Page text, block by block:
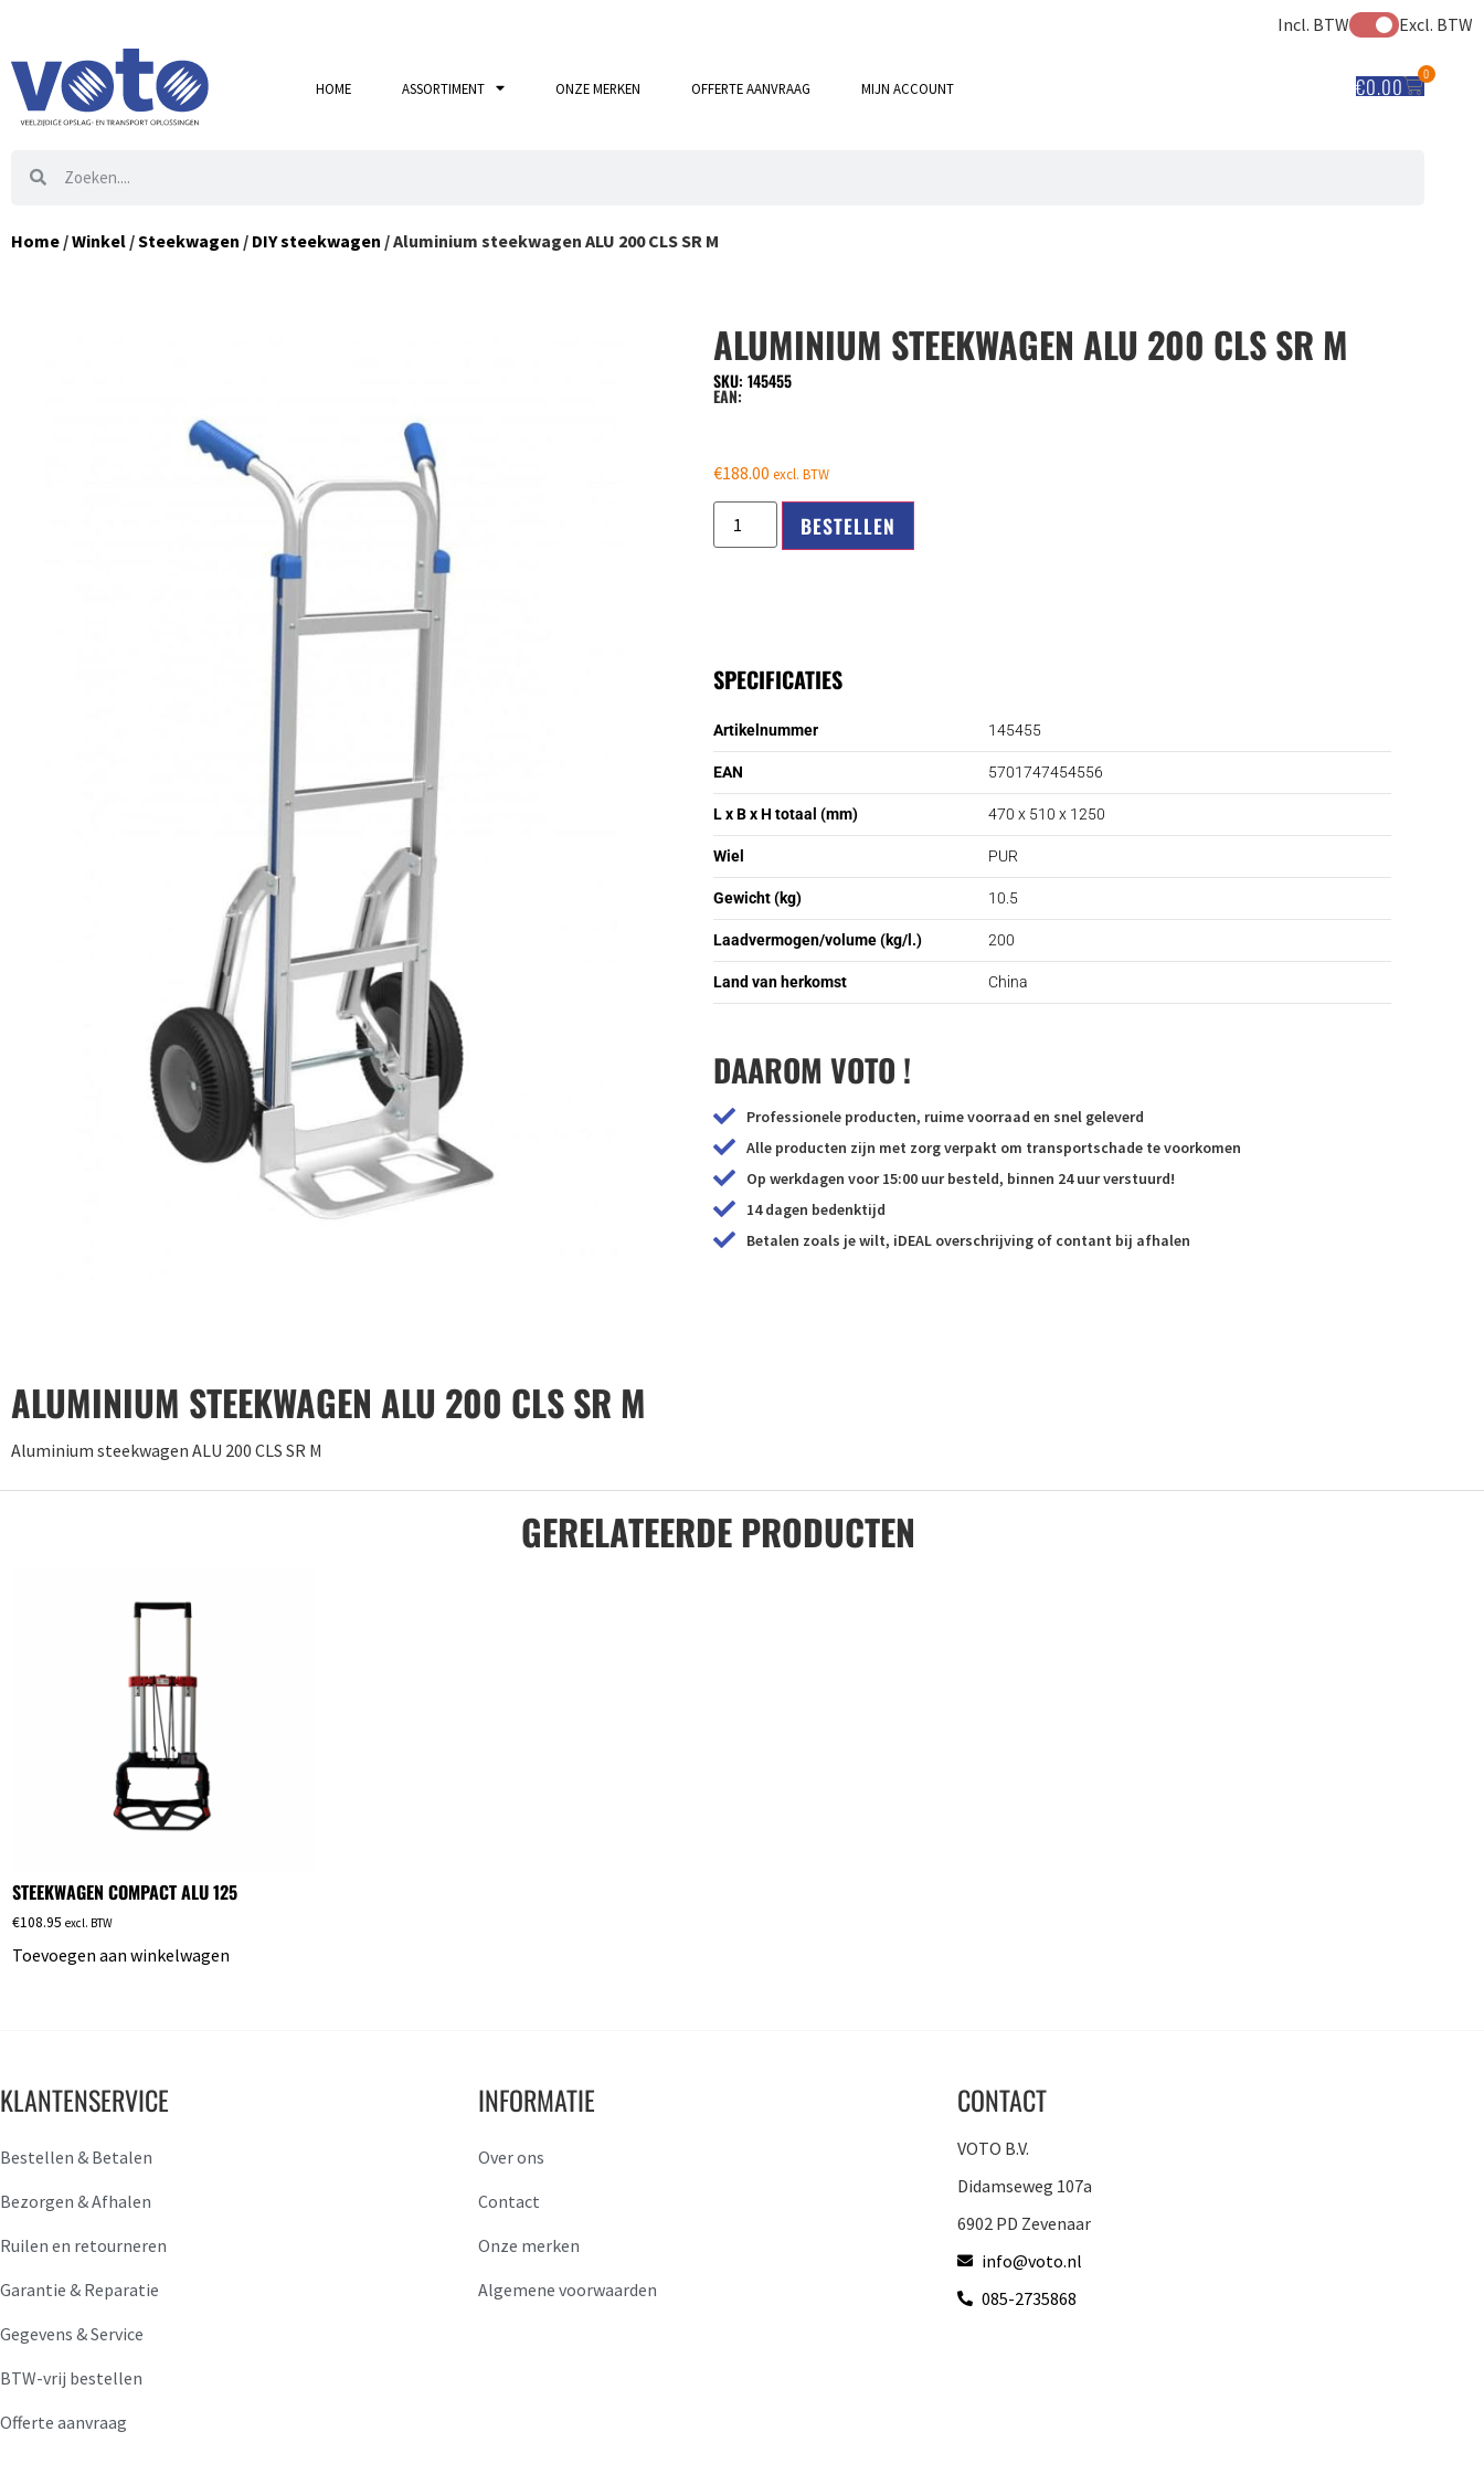
Incl. BTW Excl. BTW
HOME ASSORTIMENT ONZE MERKEN OFFERTE AANVRAAG MIJN ACCOUNT €0.00 0
Home /Winkel /Steekwagen / DIY steekwagen / Aluminium steekwagen ALU 200 CLS SR M
ALUMINIUM STEEKWAGEN ALU 200 CLS SR M
SKU: 145455
EAN:
€188.00 excl. BTW
BESTELLEN
SPECIFICATIES
Artikelnummer 145455
EAN 5701747454556
L x B x H totaal (mm) 470 x 510 x 1250
Wiel PUR
Gewicht (kg) 10.5
Laadvermogen/volume (kg/l.) 200
Land van herkomst China
DAAROM VOTO !
Professionele producten, ruime voorraad en snel geleverd
Alle producten zijn met zorg verpakt om transportschade te voorkomen
Op werkdagen voor 15:00 uur besteld, binnen 24 uur verstuurd!
14 dagen bedenktijd
Betalen zoals je wilt, iDEAL overschrijving of contant bij afhalen
ALUMINIUM STEEKWAGEN ALU 200 CLS SR M
Aluminium steekwagen ALU 200 CLS SR M
GERELATEERDE PRODUCTEN
STEEKWAGEN COMPACT ALU 125
€108.95 excl. BTW
Toevoegen aan winkelwagen
KLANTENSERVICE
Bestellen & Betalen
Bezorgen & Afhalen
Ruilen en retourneren
Garantie & Reparatie
Gegevens & Service
BTW-vrij bestellen
Offerte aanvraag
INFORMATIE
Over ons
Contact
Onze merken
Algemene voorwaarden
CONTACT
VOTO B.V.
Didamseweg 107a
6902 PD Zevenaar
info@voto.nl
085-2735868